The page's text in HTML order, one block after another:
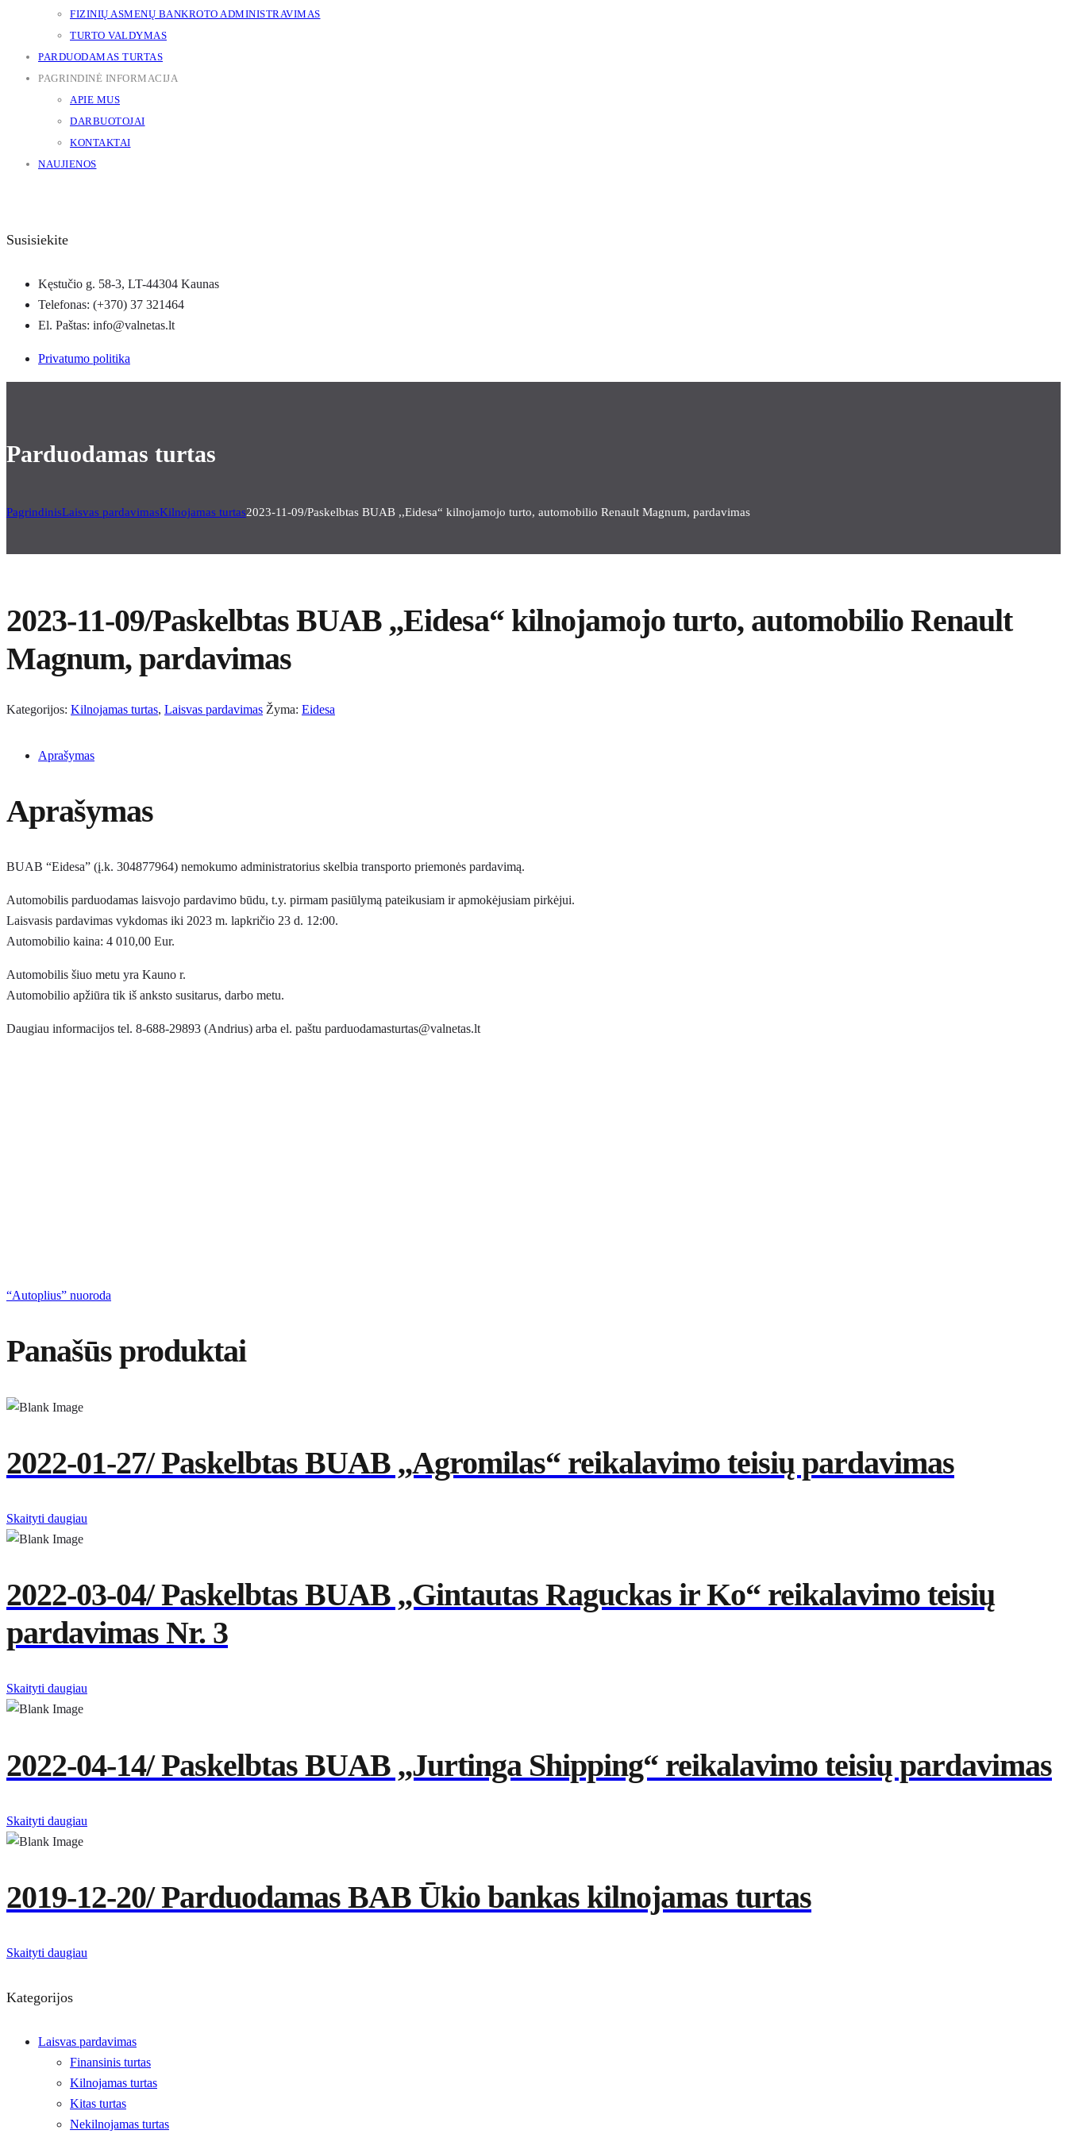
FIZINIŲ ASMENŲ BANKROTO ADMINISTRAVIMAS
TURTO VALDYMAS
PARDUODAMAS TURTAS
PAGRINDINĖ INFORMACIJA
APIE MUS
DARBUOTOJAI
KONTAKTAI
NAUJIENOS
Susisiekite
Kęstučio g. 58-3, LT-44304 Kaunas
Telefonas: (+370) 37 321464
El. Paštas: info@valnetas.lt
Privatumo politika
Parduodamas turtas
PagrindinisLaisvas pardavimasKilnojamas turtas2023-11-09/Paskelbtas BUAB ,,Eidesa“ kilnojamojo turto, automobilio Renault Magnum, pardavimas
2023-11-09/Paskelbtas BUAB ,,Eidesa“ kilnojamojo turto, automobilio Renault
Magnum, pardavimas
Kategorijos: Kilnojamas turtas, Laisvas pardavimas Žyma: Eidesa
Aprašymas
Aprašymas
BUAB “Eidesa” (į.k. 304877964) nemokumo administratorius skelbia transporto priemonės pardavimą.
Automobilis parduodamas laisvojo pardavimo būdu, t.y. pirmam pasiūlymą pateikusiam ir apmokėjusiam pirkėjui.
Laisvasis pardavimas vykdomas iki 2023 m. lapkričio 23 d. 12:00.
Automobilio kaina: 4 010,00 Eur.
Automobilis šiuo metu yra Kauno r.
Automobilio apžiūra tik iš anksto susitarus, darbo metu.
Daugiau informacijos tel. 8-688-29893 (Andrius) arba el. paštu parduodamasturtas@valnetas.lt
“Autoplius” nuoroda
Panašūs produktai
2022-01-27/ Paskelbtas BUAB ,,Agromilas“ reikalavimo teisių pardavimas
Skaityti daugiau
2022-03-04/ Paskelbtas BUAB ,,Gintautas Raguckas ir Ko“ reikalavimo teisių
pardavimas Nr. 3
Skaityti daugiau
2022-04-14/ Paskelbtas BUAB ,,Jurtinga Shipping“ reikalavimo teisių pardavimas
Skaityti daugiau
2019-12-20/ Parduodamas BAB Ūkio bankas kilnojamas turtas
Skaityti daugiau
Kategorijos
Laisvas pardavimas
Finansinis turtas
Kilnojamas turtas
Kitas turtas
Nekilnojamas turtas